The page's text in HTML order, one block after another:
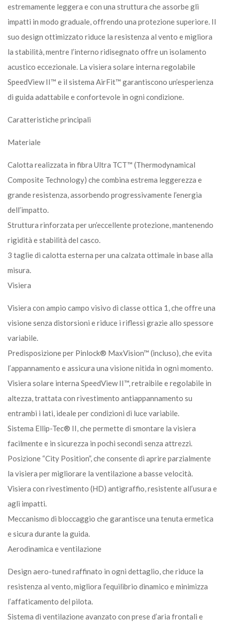
estremamente leggera e con una struttura che assorbe gli
impatti in modo graduale, offrendo una protezione superiore. Il
suo design ottimizzato riduce la resistenza al vento e migliora
la stabilità, mentre l’interno ridisegnato offre un isolamento
acustico eccezionale. La visiera solare interna regolabile
SpeedView II™ e il sistema AirFit™ garantiscono un’esperienza
di guida adattabile e confortevole in ogni condizione.
Caratteristiche principali
Materiale
Calotta realizzata in fibra Ultra TCT™ (Thermodynamical
Composite Technology) che combina estrema leggerezza e
grande resistenza, assorbendo progressivamente l’energia
dell’impatto.
Struttura rinforzata per un’eccellente protezione, mantenendo
rigidità e stabilità del casco.
3 taglie di calotta esterna per una calzata ottimale in base alla
misura.
Visiera
Visiera con ampio campo visivo di classe ottica 1, che offre una
visione senza distorsioni e riduce i riflessi grazie allo spessore
variabile.
Predisposizione per Pinlock® MaxVision™ (incluso), che evita
l’appannamento e assicura una visione nitida in ogni momento.
Visiera solare interna SpeedView II™, retraibile e regolabile in
altezza, trattata con rivestimento antiappannamento su
entrambi i lati, ideale per condizioni di luce variabile.
Sistema Ellip-Tec® II, che permette di smontare la visiera
facilmente e in sicurezza in pochi secondi senza attrezzi.
Posizione “City Position”, che consente di aprire parzialmente
la visiera per migliorare la ventilazione a basse velocità.
Visiera con rivestimento (HD) antigraffio, resistente all’usura e
agli impatti.
Meccanismo di bloccaggio che garantisce una tenuta ermetica
e sicura durante la guida.
Aerodinamica e ventilazione
Design aero-tuned raffinato in ogni dettaglio, che riduce la
resistenza al vento, migliora l’equilibrio dinamico e minimizza
l’affaticamento del pilota.
Sistema di ventilazione avanzato con prese d’aria frontali e